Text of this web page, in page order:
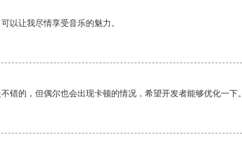
以让我尽情享受音乐的魅力。
错的，但偶尔也会出现卡顿的情况，希望开发者能够优化一下。